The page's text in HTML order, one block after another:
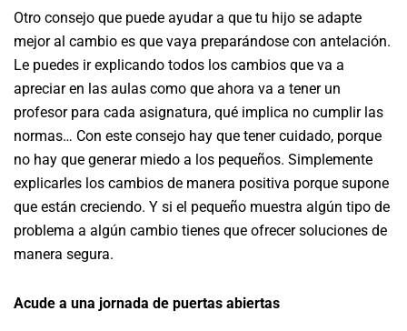
Otro consejo que puede ayudar a que tu hijo se adapte
mejor al cambio es que vaya preparándose con antelación.
Le puedes ir explicando todos los cambios que va a
apreciar en las aulas como que ahora va a tener un
profesor para cada asignatura, qué implica no cumplir las
normas… Con este consejo hay que tener cuidado, porque
no hay que generar miedo a los pequeños. Simplemente
explicarles los cambios de manera positiva porque supone
que están creciendo. Y si el pequeño muestra algún tipo de
problema a algún cambio tienes que ofrecer soluciones de
manera segura.
Acude a una jornada de puertas abiertas